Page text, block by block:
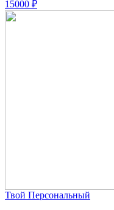
15000 ₽
Твой Персональный